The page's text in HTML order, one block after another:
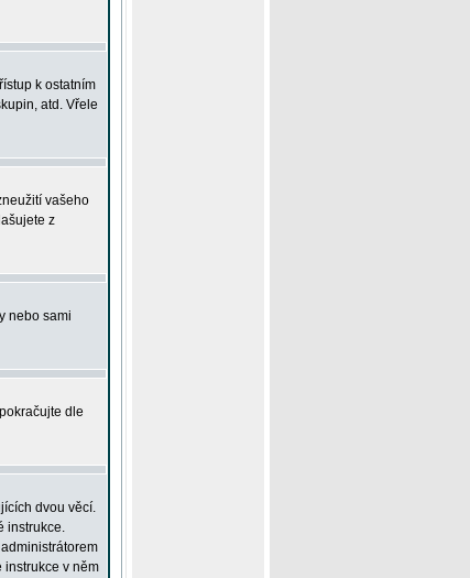
k ostatním
atd. Vřele
vašeho
z
nebo sami
dle
dvou věcí.
instrukce.
instrukce v něm